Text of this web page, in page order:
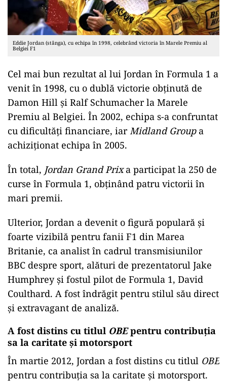
Eddie Jordan (stânga), cu echipa în 1998, celebrând victoria în Marele Premiu al
Belgiei F1
Cel mai bun rezultat al lui Jordan în Formula 1 a
venit în 1998, cu o dublă victorie obținută de
Damon Hill și Ralf Schumacher la Marele
Premiu al Belgiei. În 2002, echipa s-a confruntat
cu dificultăți financiare, iarMidland Groupa
achiziționat echipa în 2005.
În total, Jordan Grand Prixa participat la 250 de
curse în Formula 1, obținând patru victorii în
mari premii.
Ulterior, Jordan a devenit o figură populară și
foarte vizibilă pentru fanii F1 din Marea
Britanie, ca analist în cadrul transmisiunilor
BBC despre sport, alături de prezentatorul Jake
Humphrey și fostul pilot de Formula 1, David
Coulthard. A fost îndrăgit pentru stilul său direct
și extravagant de analiză.
A fost distins cu titlul OBEpentru contribuția
sa la caritate și motorsport
În martie 2012, Jordan a fost distins cu titlul OBE
pentru contribuția sa la caritate și motorsport.